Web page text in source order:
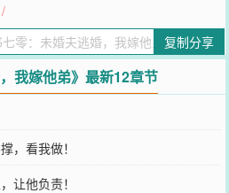
下，把她扔进了精神病医院。她还不
进深山，一头栽进猪圈臭死。——苏
活臭死。她想活着搞钱，包养小狼狗
战淮写信提离婚。她以为，霍战淮会
人双宿双栖。谁知，去民政局离婚那
男人，却疯了般把她堵在墙角，“离
晓，霍战淮和大哥一起出任务那晚，
娇骨、活色生香，他和大哥都对她一
自惭形秽，不敢痴心妄想。后来，他
是他那未曾谋面、一直厌弃的妻
/
复制分享
我嫁他弟》最新12章节
，看我做！
让他负责！